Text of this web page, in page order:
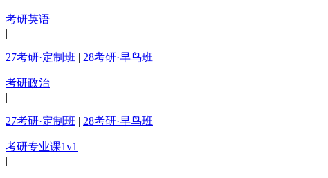
考研英语
|
27考研·定制班 | 28考研·早鸟班
考研政治
|
27考研·定制班 | 28考研·早鸟班
考研专业课1v1
|